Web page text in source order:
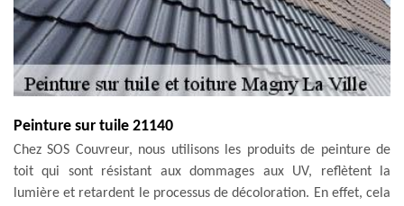
Peinture sur tuile 21140
Chez SOS Couvreur, nous utilisons les produits de peinture de
toit qui sont résistant aux dommages aux UV, reflètent la
lumière et retardent le processus de décoloration. En effet, cela